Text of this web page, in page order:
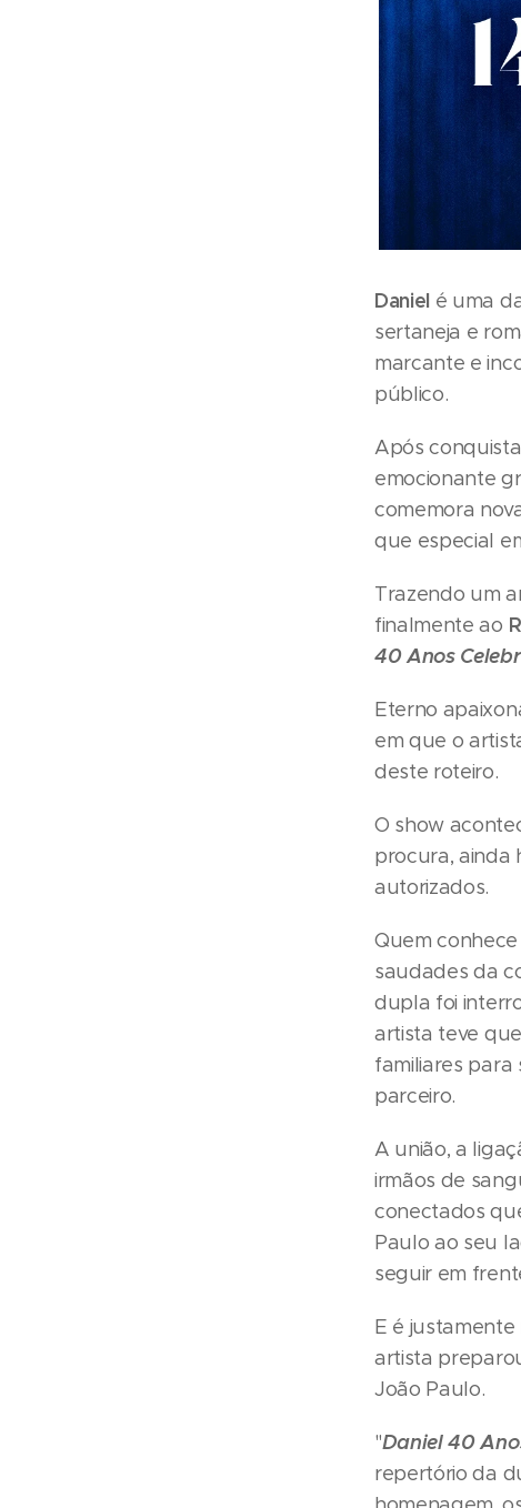
Daniel é uma
sertaneja e
marcante e
público.
Após
emocionante
comemora
que especial
Trazendo um
finalmente ao
40 Anos
Eterno
em que o
deste roteiro.
O show
procura, ainda
autorizados.
Quem
saudades da
dupla foi
artista teve
familiares
parceiro.
A união, a
irmãos de
conectados
Paulo ao seu
seguir em
E é
artista
João Paulo.
"Daniel 40
repertório da